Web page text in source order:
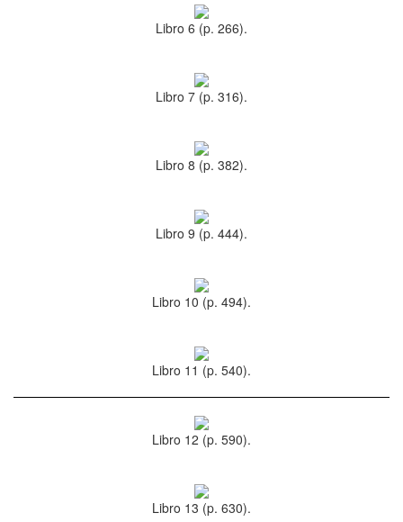
Libro 6 (p. 266).
Libro 7 (p. 316).
Libro 8 (p. 382).
Libro 9 (p. 444).
Libro 10 (p. 494).
Libro 11 (p. 540).
Libro 12 (p. 590).
Libro 13 (p. 630).